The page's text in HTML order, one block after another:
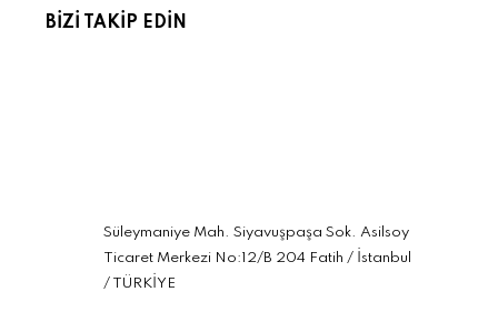
BİZİ TAKİP EDİN
Süleymaniye Mah. Siyavuşpaşa Sok. Asilsoy
Ticaret Merkezi No:12/B 204 Fatih / İstanbul
/ TÜRKİYE